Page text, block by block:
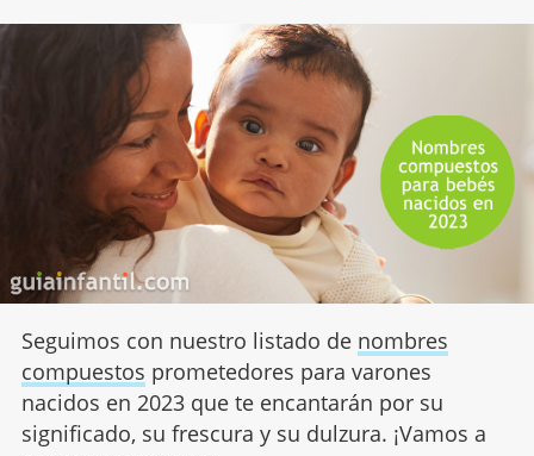
Seguimos con nuestro listado de nombres
compuestos prometedores para varones
nacidos en 2023 que te encantarán por su
significado, su frescura y su dulzura. ¡Vamos a